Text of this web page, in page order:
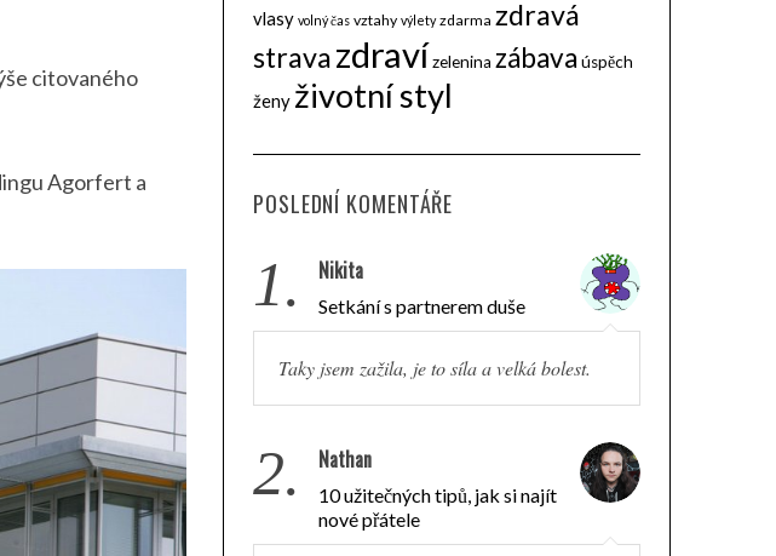
citovaného
Agorfert a
vlasy volný čas vztahy výlety zdarma zdravá
stravazdravízelenina zábava úspěch
ženy životní styl
POSLEDNÍ KOMENTÁŘE
1. Nikita
Setkání s partnerem duše
Taky jsem zažila, je to síla a velká bolest.
2. Nathan
10 užitečných tipů, jak si najít
nové přátele